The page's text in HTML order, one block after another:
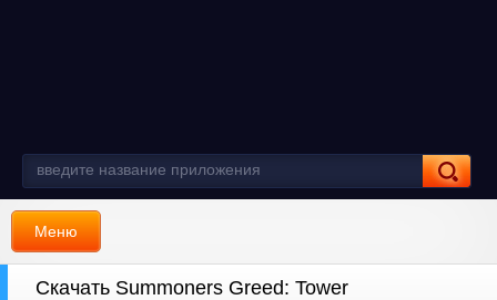
Меню
Скачать Summoners Greed: Tower